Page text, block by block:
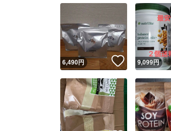
6,490円 いいね！
9,099円